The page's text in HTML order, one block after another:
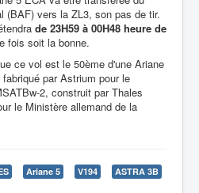
(BAF) vers la ZL3, son pas de tir.
de 23H59 à 00H48 heure de
fois soit la bonne.
ce vol est le 50ème d'une Ariane
par Astrium pour le
2, construit par Thales
le Ministère allemand de la
Ariane 5 V194
ASTRA 3B